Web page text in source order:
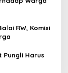
RW, Komisi
Pungli Harus